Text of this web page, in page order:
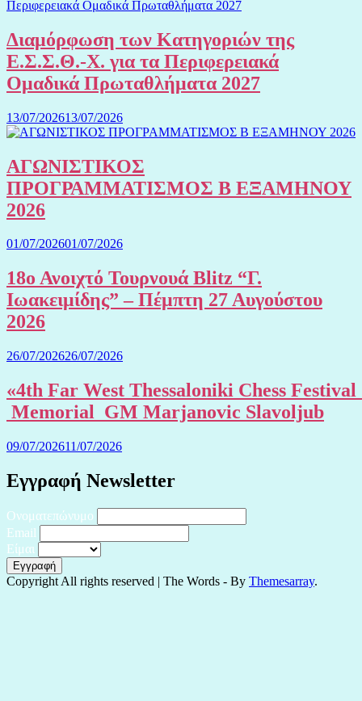
Διαμόρφωση των Κατηγοριών της
Ε.Σ.Σ.Θ.-Χ. για τα Περιφερειακά
Ομαδικά Πρωταθλήματα 2027
13/07/202613/07/2026
ΑΓΩΝΙΣΤΙΚΟΣ
ΠΡΟΓΡΑΜΜΑΤΙΣΜΟΣ Β ΕΞΑΜΗΝΟΥ
2026
01/07/202601/07/2026
18ο Ανοιχτό Τουρνουά Blitz “Γ.
Ιωακειμίδης” – Πέμπτη 27 Αυγούστου
2026
26/07/202626/07/2026
«4th Far West Thessaloniki Chess Festival
Memorial GM Marjanovic Slavoljub
09/07/202611/07/2026
Εγγραφή Newsletter
Ονοματεπώνυμο
Email
Είμαι
Copyright All rights reserved | The Words - By Themesarray.